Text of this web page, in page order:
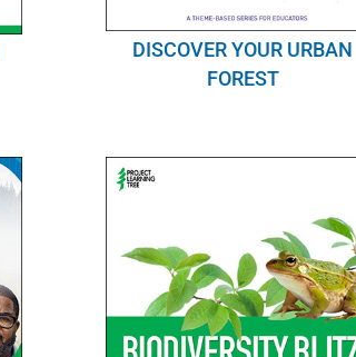
DISCOVER YOUR URBAN
FOREST